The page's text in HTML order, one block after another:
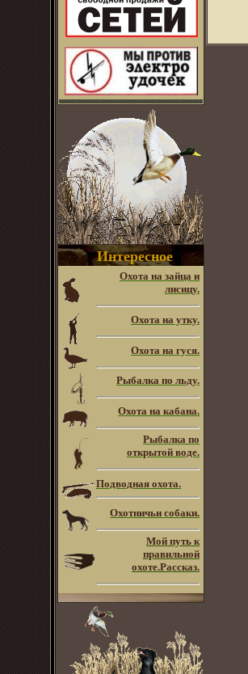
Интересное
Охота на зайца и
лисицу.
Охота на утку.
Охота на гуся.
Рыбалка по льду.
Охота на кабана.
Рыбалка по
открытой воде.
Подводная охота.
Охотничьи собаки.
Мой путь к
правильной
охоте.Рассказ.